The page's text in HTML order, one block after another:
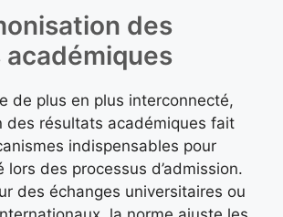
des
de plus en plus interconnecté,
des résultats académiques fait
indispensables pour
lors des processus d’admission.
des échanges universitaires ou